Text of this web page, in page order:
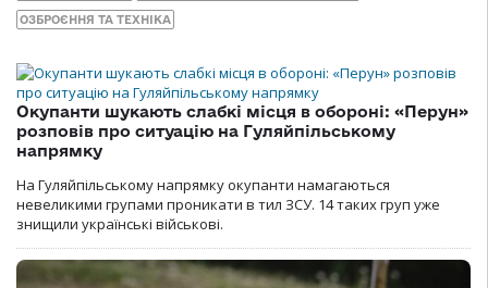
ОЗБРОЄННЯ ТА ТЕХНІКА
Окупанти шукають слабкі місця в обороні: «Перун»
розповів про ситуацію на Гуляйпільському
напрямку
На Гуляйпільському напрямку окупанти намагаються
невеликими групами проникати в тил ЗСУ. 14 таких груп уже
знищили українські військові.